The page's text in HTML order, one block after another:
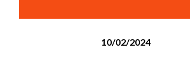
10/02/2024